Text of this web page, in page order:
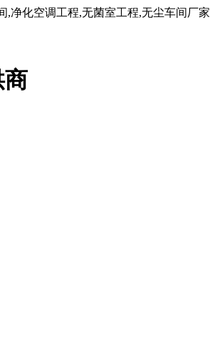
,净化空调工程,无菌室工程,无尘车间厂家
商